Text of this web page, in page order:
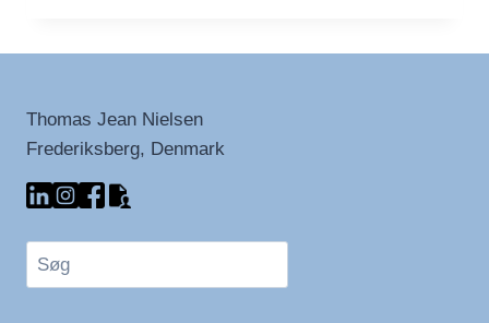
KURATEREDE
Thomas Jean Nielsen
Frederiksberg, Denmark
Søg